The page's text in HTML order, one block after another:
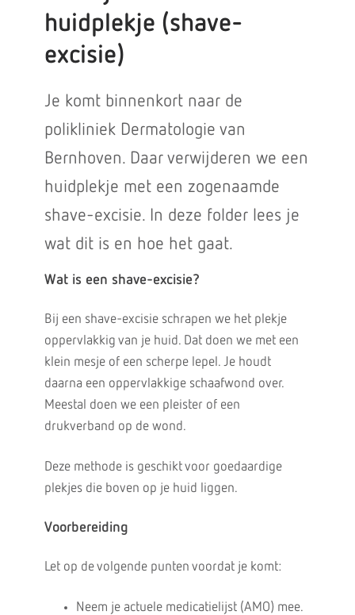
huidplekje (shave-
excisie)
Je komt binnenkort naar de
polikliniek Dermatologie van
Bernhoven. Daar verwijderen we een
huidplekje met een zogenaamde
shave-excisie. In deze folder lees je
wat dit is en hoe het gaat.
Wat is een shave-excisie?
Bij een shave-excisie schrapen we het plekje
oppervlakkig van je huid. Dat doen we met een
klein mesje of een scherpe lepel. Je houdt
daarna een oppervlakkige schaafwond over.
Meestal doen we een pleister of een
drukverband op de wond.
Deze methode is geschikt voor goedaardige
plekjes die boven op je huid liggen.
Voorbereiding
Let op de volgende punten voordat je komt:
Neem je actuele medicatielijst (AMO) mee.